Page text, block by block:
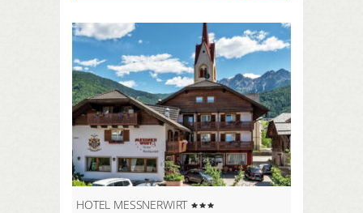
HOTEL MESSNERWIRT